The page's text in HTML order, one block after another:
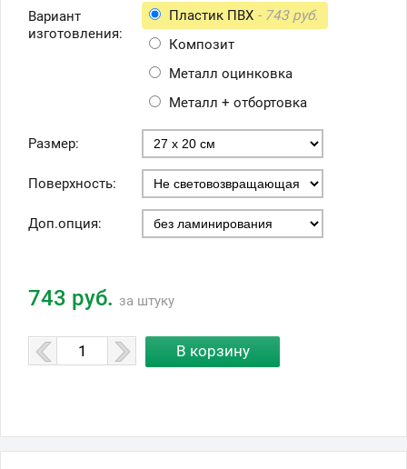
Вариант
изготовления:
Пластик ПВХ - 743 руб.
Композит
Металл оцинковка
Металл + отбортовка
Размер:
Поверхность:
Доп.опция:
743 руб. за штуку